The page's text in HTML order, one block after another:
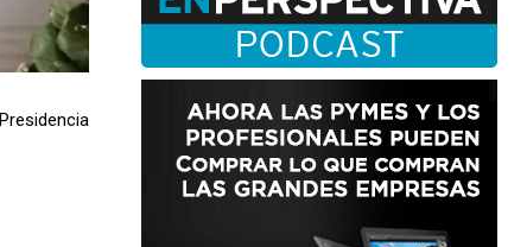
Presidencia